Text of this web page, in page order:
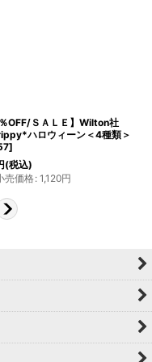
％OFF/ＳＡＬＥ】Wilton社
ハロウィーン＜4種類＞
]
(税込)
売価格: 1,120円